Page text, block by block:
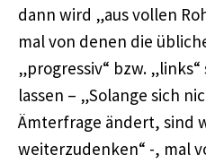
dann wird „aus vollen
mal von denen die
„progressiv“ bzw.
lassen – „Solange sich
Ämterfrage ändert, sind
weiterzudenken“ -, mal